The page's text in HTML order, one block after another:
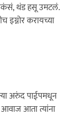
थंड हसू उमटलं.
इग्नोर करायच्या
अरुंद पाईपमधून
आता त्यांना